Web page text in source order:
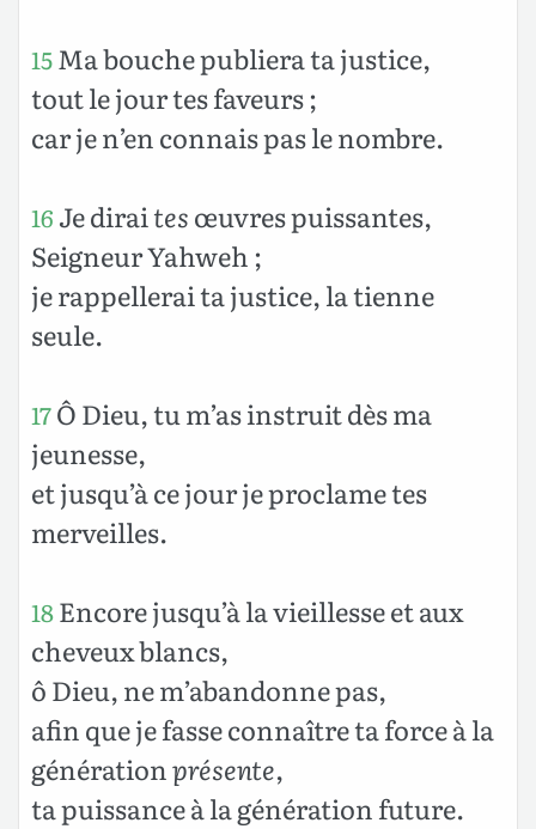
15Ma bouche publiera ta justice,
tout le jour tes faveurs ;
car je n’en connais pas le nombre.
16 Je diraitesœuvres puissantes,
Seigneur Yahweh ;
je rappellerai ta justice, la tienne
seule.
17Ô Dieu, tu m’as instruit dès ma
jeunesse,
et jusqu’à ce jour je proclame tes
merveilles.
18Encore jusqu’à la vieillesse et aux
cheveux blancs,
ô Dieu, ne m’abandonne pas,
afin que je fasse connaître ta force à la
générationprésente,
ta puissance à la génération future.